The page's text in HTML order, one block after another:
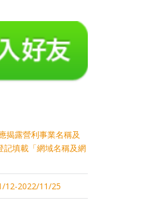
揭露營利事業名稱及
記填載「網域名稱及網
12-2022/11/25